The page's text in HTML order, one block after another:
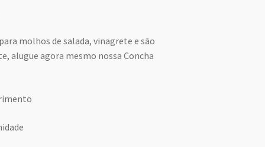
molhos de salada, vinagrete e são
alugue agora mesmo nossa Concha